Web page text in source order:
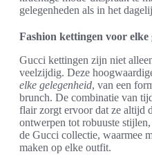
gelegenheden als in het
Fashion kettingen voor elke
Gucci kettingen zijn niet
veelzijdig. Deze
elke gelegenheid, van een
brunch. De combinatie van
flair zorgt ervoor dat ze altijd
ontwerpen tot robuuste
de Gucci collectie, waarmee
maken op elke outfit.